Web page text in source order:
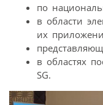
по
в области
их
в областях
SG.